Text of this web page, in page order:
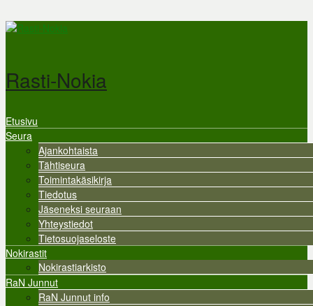
Hyppää pääsisältöön
Rasti-Nokia
Valikko
Etusivu
Seura
Ajankohtaista
Tähtiseura
Toimintakäsikirja
Tiedotus
Jäseneksi seuraan
Yhteystiedot
Tietosuojaseloste
Nokirastit
Nokirastiarkisto
RaN Junnut
RaN Junnut info